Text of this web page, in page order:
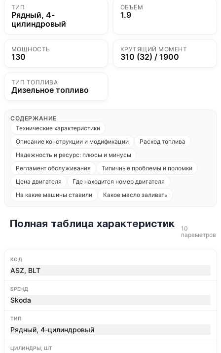
ТИП
Рядный, 4-
цилиндровый
ОБЪЁМ
1.9
МОЩНОСТЬ
130
КРУТЯЩИЙ МОМЕНТ
310 (32) / 1900
ТИП ТОПЛИВА
Дизельное топливо
СОДЕРЖАНИЕ
Технические характеристики
Описание конструкции и модификации
Расход топлива
Надежность и ресурс: плюсы и минусы
Регламент обслуживания
Типичные проблемы и поломки
Цена двигателя
Где находится номер двигателя
На какие машины ставили
Какое масло заливать
Полная таблица характеристик
10
параметров
КОД
ASZ, BLT
БРЕНД
Skoda
ТИП
Рядный, 4-цилиндровый
ЦИЛИНДРЫ, ШТ